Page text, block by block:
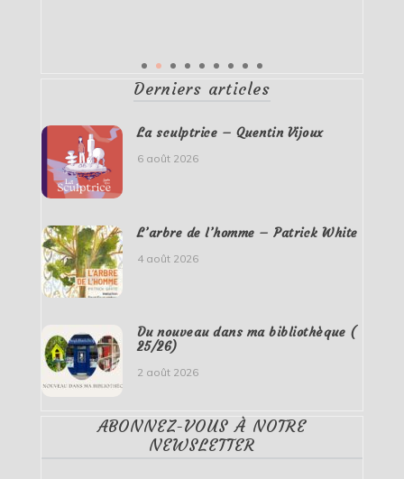
Derniers articles
La sculptrice – Quentin Vijoux
6 août 2026
L’arbre de l’homme – Patrick White
4 août 2026
Du nouveau dans ma bibliothèque (
25/26)
2 août 2026
ABONNEZ-VOUS À NOTRE
NEWSLETTER